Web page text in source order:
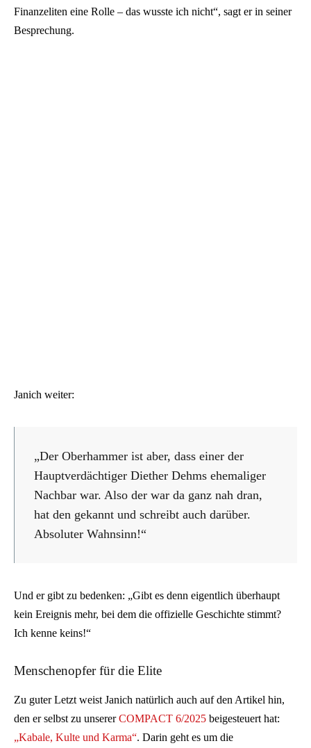
Finanzeliten eine Rolle – das wusste ich nicht“, sagt er in seiner
Besprechung.
Janich weiter:
„Der Oberhammer ist aber, dass einer der
Hauptverdächtiger Diether Dehms ehemaliger
Nachbar war. Also der war da ganz nah dran,
hat den gekannt und schreibt auch darüber.
Absoluter Wahnsinn!“
Und er gibt zu bedenken: „Gibt es denn eigentlich überhaupt
kein Ereignis mehr, bei dem die offizielle Geschichte stimmt?
Ich kenne keins!“
Menschenopfer für die Elite
Zu guter Letzt weist Janich natürlich auch auf den Artikel hin,
den er selbst zu unsererCOMPACT 6/2025 beigesteuert hat:
„Kabale, Kulte und Karma“. Darin geht es um die